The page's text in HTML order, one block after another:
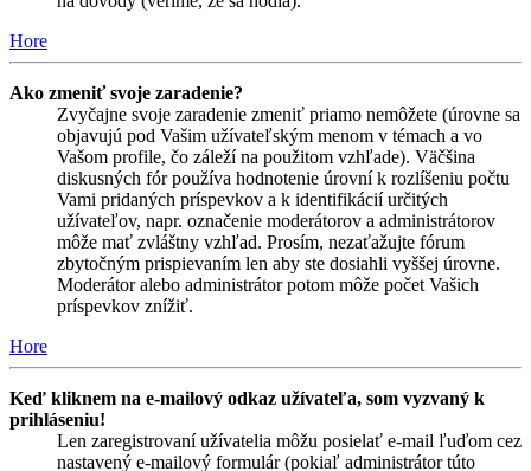
Hore
Ako zmeniť svoje zaradenie?
Zvyčajne svoje zaradenie zmeniť priamo nemôžete (úrovne sa
objavujú pod Vašim užívateľským menom v témach a vo
Vašom profile, čo záleží na použitom vzhľade). Väčšina
diskusných fór používa hodnotenie úrovní k rozlíšeniu počtu
Vami pridaných príspevkov a k identifikácií určitých
užívateľov, napr. označenie moderátorov a administrátorov
môže mať zvláštny vzhľad. Prosím, nezaťažujte fórum
zbytočným prispievaním len aby ste dosiahli vyššej úrovne.
Moderátor alebo administrátor potom môže počet Vašich
príspevkov znížiť.
Hore
Keď kliknem na e-mailový odkaz užívateľa, som vyzvaný k
prihláseniu!
Len zaregistrovaní užívatelia môžu posielať e-mail ľuďom cez
nastavený e-mailový formulár (pokiaľ administrátor túto